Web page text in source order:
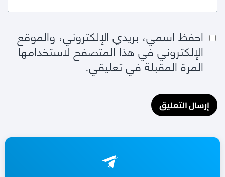
احفظ اسمي، بريدي الإلكتروني، والموقع
الإلكتروني في هذا المتصفح لاستخدامها
المرة المقبلة في تعليقي.